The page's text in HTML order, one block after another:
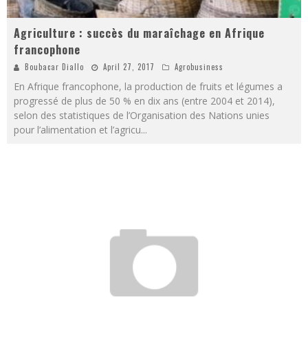
Agriculture : succès du maraîchage en Afrique
francophone
Boubacar Diallo April 27, 2017 Agrobusiness
En Afrique francophone, la production de fruits et légumes a
progressé de plus de 50 % en dix ans (entre 2004 et 2014),
selon des statistiques de l’Organisation des Nations unies
pour l’alimentation et l’agricu...